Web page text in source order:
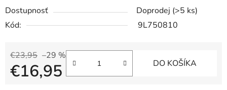
Dostupnosť Doprodej (>5 ks)
Kód:
9L750810
€23,95 –29 %
€16,95 DO KOŠÍKA